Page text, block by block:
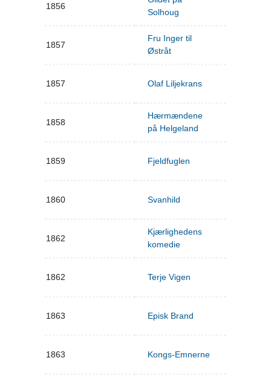
1856
Solhoug
1857
Fru Inger til
Østråt
1857 Olaf Liljekrans
1858
Hærmændene
på Helgeland
1859 Fjeldfuglen
1860 Svanhild
1862
Kjærlighedens
komedie
1862 Terje Vigen
1863 Episk Brand
1863 Kongs-Emnerne